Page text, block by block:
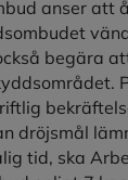
anser att
begära
dröjsmål
tid, ska